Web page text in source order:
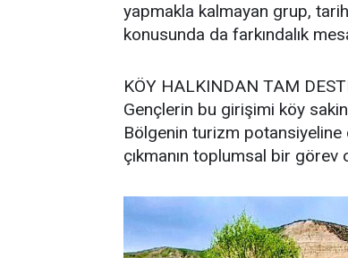
yapmakla kalmayan grup,
konusunda da farkındalık
KÖY HALKINDAN TAM
Gençlerin bu girişimi köy
Bölgenin turizm potansiyeline
çıkmanın toplumsal bir görev